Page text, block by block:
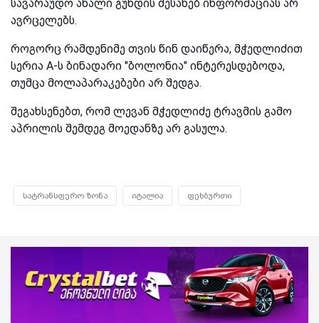
სავარაუდო ახალი გუნდის შესახებ ინფორმაციას არ
ავრცელებს.
როგორც რამდენიმე თვის წინ დაიწერა, მჭედლიძით
სერია A-ს ბინადარი "ბოლონია" ინტერესდებოდა,
თუმცა მოლაპარაკებები არ შედგა.
შეგახსენებთ, რომ ლევან მჭედლიძე ტრავმის გამო
აპრილის შემდეგ მოედანზე არ გასულა.
სატრანსფერო ზონა იტალია ფეხბურთი